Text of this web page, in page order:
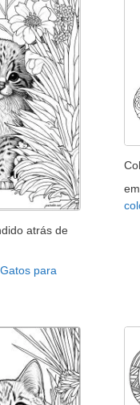
atrás de
para
em